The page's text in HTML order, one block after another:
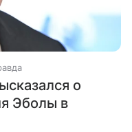
о
Эболы в